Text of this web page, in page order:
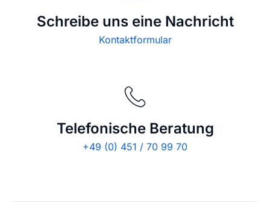
Schreibe uns eine Nachricht
Kontaktformular
Telefonische Beratung
+49 (0) 451 / 70 99 70